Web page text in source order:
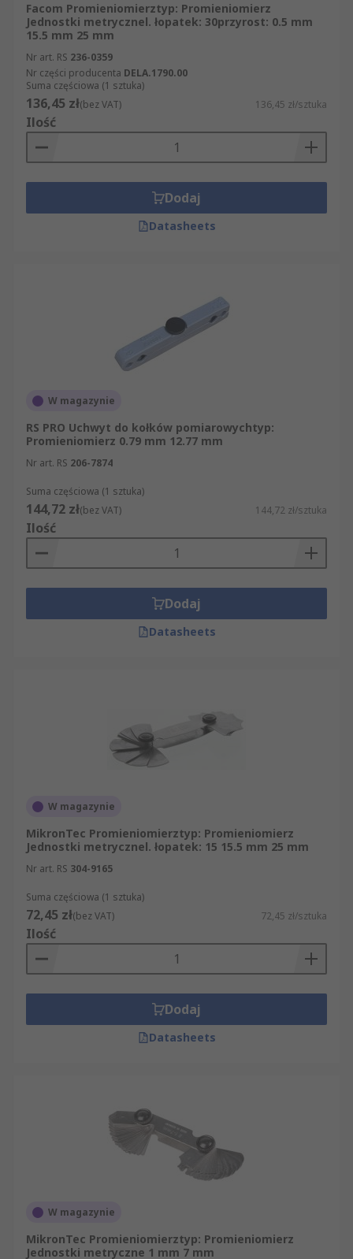
Facom Promieniomierztyp: Promieniomierz
Jednostki metrycznel. łopatek: 30przyrost: 0.5 mm
15.5 mm 25 mm
Nr art. RS 236-0359
Nr części producenta DELA.1790.00
Suma częściowa (1 sztuka)
136,45 zł(bez VAT) 136,45 zł/sztuka
Ilość
Dodaj
Datasheets
W magazynie
RS PRO Uchwyt do kołków pomiarowychtyp:
Promieniomierz 0.79 mm 12.77 mm
Nr art. RS 206-7874
Suma częściowa (1 sztuka)
144,72 zł(bez VAT) 144,72 zł/sztuka
Ilość
Dodaj
Datasheets
W magazynie
MikronTec Promieniomierztyp: Promieniomierz
Jednostki metrycznel. łopatek: 15 15.5 mm 25 mm
Nr art. RS 304-9165
Suma częściowa (1 sztuka)
72,45 zł(bez VAT) 72,45 zł/sztuka
Ilość
Dodaj
Datasheets
W magazynie
MikronTec Promieniomierztyp: Promieniomierz
Jednostki metryczne 1 mm 7 mm